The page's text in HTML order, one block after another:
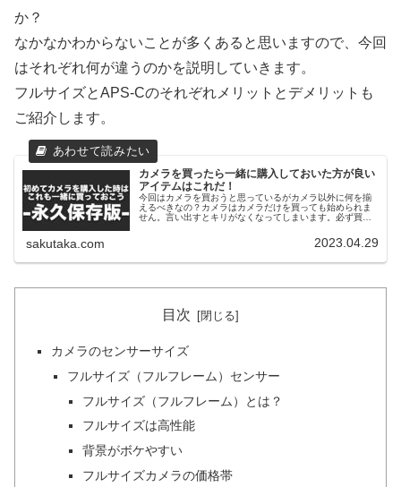
か？
なかなかわからないことが多くあると思いますので、今回
はそれぞれ何が違うのかを説明していきます。
フルサイズとAPS-Cのそれぞれメリットとデメリットも
ご紹介します。
カメラを買ったら一緒に購入しておいた方が良い
アイテムはこれだ！
今回はカメラを買おうと思っているがカメラ以外に何を揃
えるべきなの？カメラはカメラだけを買っても始められま
せん。言い出すとキリがなくなってしまいます。必ず買わ
sakutaka.com 2023.04.29
目次
カメラのセンサーサイズ
フルサイズ（フルフレーム）センサー
フルサイズ（フルフレーム）とは？
フルサイズは高性能
背景がボケやすい
フルサイズカメラの価格帯